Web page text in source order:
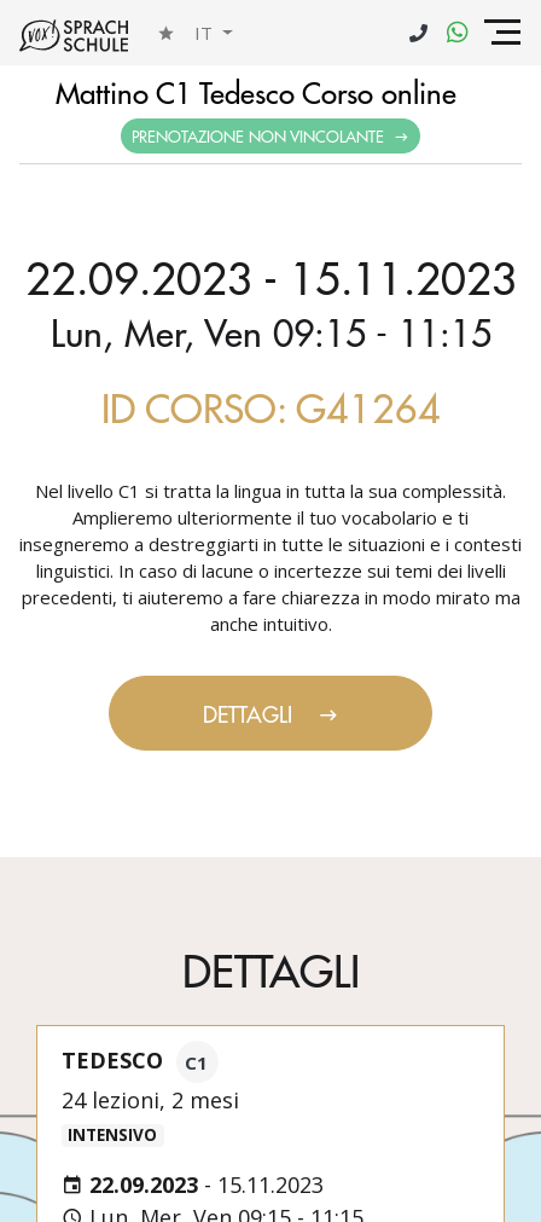
IT
Mattino C1 Tedesco Corso online
PRENOTAZIONE NON VINCOLANTE
22.09.2023 - 15.11.2023
Lun, Mer, Ven 09:15 - 11:15
ID CORSO: G41264
Nel livello C1 si tratta la lingua in tutta la sua complessità.
Amplieremo ulteriormente il tuo vocabolario e ti
insegneremo a destreggiarti in tutte le situazioni e i contesti
linguistici. In caso di lacune o incertezze sui temi dei livelli
precedenti, ti aiuteremo a fare chiarezza in modo mirato ma
anche intuitivo.
DETTAGLI
DETTAGLI
TEDESCO C1
24 lezioni, 2 mesi
INTENSIVO
22.09.2023 - 15.11.2023